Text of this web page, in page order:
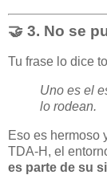
🤝 3. No se
Tu frase lo dice
Uno es el
lo rodean.
Eso es hermoso
TDA-H, el
es parte de su